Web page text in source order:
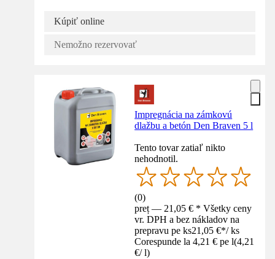
Kúpiť online
Nemožno rezervovať
Impregnácia na zámkovú
dlažbu a betón Den Braven 5 l
Tento tovar zatiaľ nikto
nehodnotil.
(0)
preț — 21,05 € * Všetky ceny
vr. DPH a bez nákladov na
prepravu pe ks21,05 €*/ ks
Corespunde la 4,21 € pe l(4,21
€/ l)